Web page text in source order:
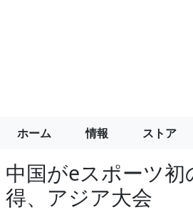
ホーム 情報 ストア
中国がeスポーツ
得、アジア大会